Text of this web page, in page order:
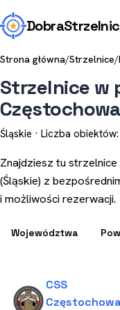
Dobra
Strona główna/Strzelnice/
Strzelnice w
Częstochowa
Śląskie · Liczba
Znajdziesz tu
(Śląskie) z
i możliwości rezerwacji.
Województwa
CSS
Częstochowa